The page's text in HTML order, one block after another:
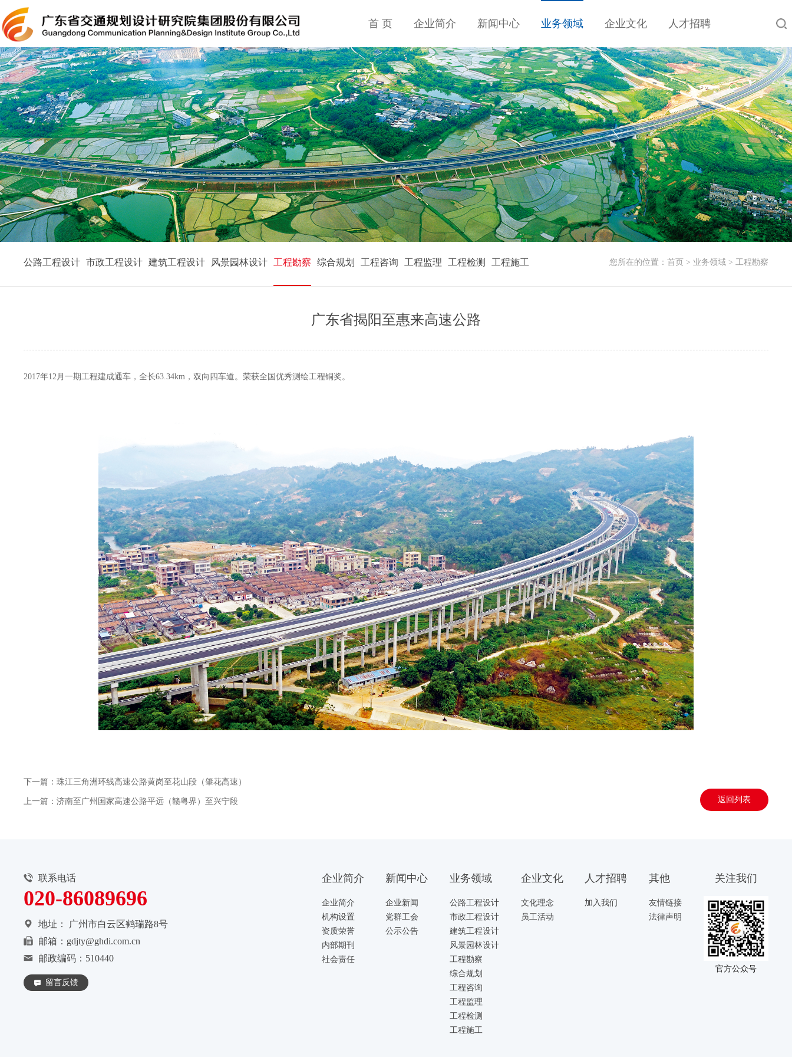
首 页 企业简介 新闻中心 业务领域 企业文化 人才招聘
您所在的位置： 首页 > 业务领域> 工程勘察
公路工程设计 市政工程设计 建筑工程设计 风景园林设计 工程勘察 综合规划 工程咨询 工程监理 工程检测 工程施工
广东省揭阳至惠来高速公路
2017年12月一期工程建成通车，全长63.34km，双向四车道。荣获全国优秀测绘工程铜奖。
返回列表
下一篇：珠江三角洲环线高速公路黄岗至花山段（肇花高速）
上一篇：济南至广州国家高速公路平远（赣粤界）至兴宁段
联系电话
020-86089696
地址： 广州市白云区鹤瑞路8号
邮箱：gdjty@ghdi.com.cn
邮政编码：510440
留言反馈
企业简介
企业简介
机构设置
资质荣誉
内部期刊
社会责任
新闻中心
企业新闻
党群工会
公示公告
业务领域
公路工程设计
市政工程设计
建筑工程设计
风景园林设计
工程勘察
综合规划
工程咨询
工程监理
工程检测
工程施工
企业文化
文化理念
员工活动
人才招聘
加入我们
其他
友情链接
法律声明
关注我们
官方公众号